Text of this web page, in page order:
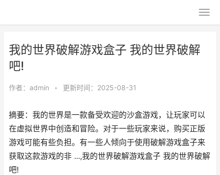
我的世界破解游戏盒子 我的世界破解
吧!
作者： admin • 更新时间：2025-08-31
摘要：我的世界是一款备受欢迎的沙盒游戏，让玩家可以
在虚拟世界中创造和冒险。对于一些玩家来说，购买正版
游戏可能有些负担。有一些人倾向于使用破解游戏盒子来
获取这款游戏的非 ...,我的世界破解游戏盒子 我的世界破解
吧!